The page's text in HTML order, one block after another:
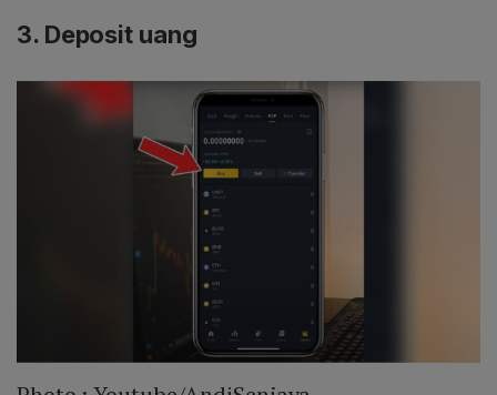
3. Deposit uang